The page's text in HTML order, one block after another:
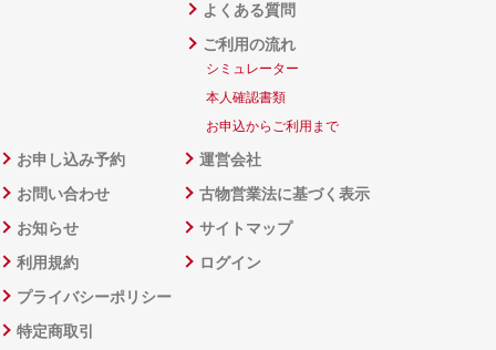
よくある質問
ご利用の流れ
シミュレーター
本人確認書類
お申込からご利用まで
お申し込み予約
お問い合わせ
お知らせ
利用規約
プライバシーポリシー
特定商取引
運営会社
古物営業法に基づく表示
サイトマップ
ログイン